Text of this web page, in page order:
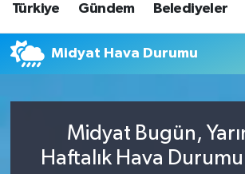
Türkiye Gündem Belediyeler
Midyat Hava Durumu
Midyat Bugün,
Haftalık Hava
Süper Lig Puan Durumu ve
Tüm Manşetler
Son Dakika Haberleri
Haber Arşivi